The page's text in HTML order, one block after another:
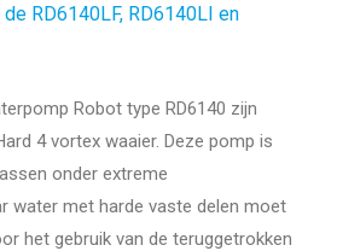
RD6140LF, RD6140LI en
Robot type RD6140 zijn
4 vortex waaier. Deze pomp is
onder extreme
water met harde vaste delen moet
het gebruik van de teruggetrokken